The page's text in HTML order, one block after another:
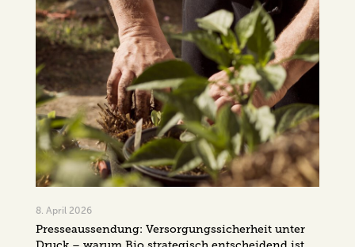
8. April 2026
Presseaussendung: Versorgungssicherheit unter